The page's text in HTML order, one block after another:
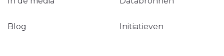
Blog Initiatieven